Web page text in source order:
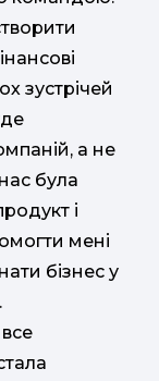
зустрічей
а не
була
і
мені
бізнес у